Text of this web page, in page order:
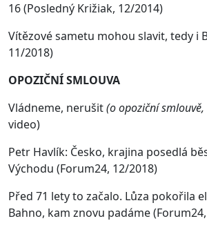
16 (Posledný Križiak, 12/2014)
Vítězové sametu mohou slavit, tedy i
11/2018)
OPOZIČNÍ SMLOUVA
Vládneme, nerušit(o opoziční
video)
Petr Havlík: Česko, krajina posedlá
Východu (Forum24, 12/2018)
Před 71 lety to začalo. Lůza pokořila
Bahno, kam znovu padáme